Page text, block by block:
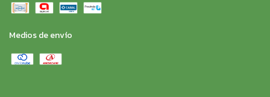
Medios de envío